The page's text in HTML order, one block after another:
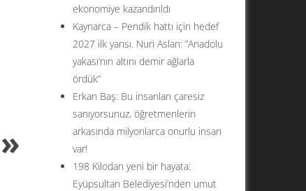
ekonomiye kazandırıldı
Kaynarca – Pendik hattı için hedef
2027 ilk yarısı. Nuri Aslan: ”Anadolu
yakası’nın altını demir ağlarla
ördük”
Erkan Baş: Bu insanları çaresiz
sanıyorsunuz, öğretmenlerin
arkasında milyonlarca onurlu insan
var!
198 Kilodan yeni bir hayata:
Eyüpsultan Belediyesi’nden umut